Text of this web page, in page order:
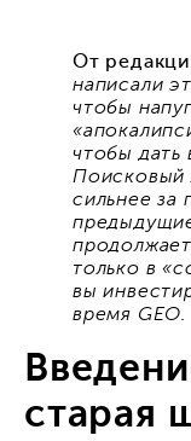
От
написали
чтобы
чтобы дать
Поисковый
сильнее за
только в
вы
время GEO.
старая